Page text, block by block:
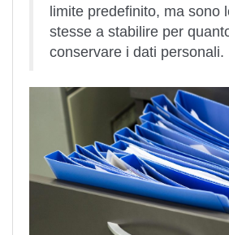
limite predefinito, ma sono
stesse a stabilire per
conservare i dati personali.